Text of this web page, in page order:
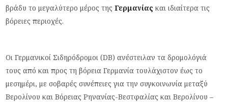
βράδυ το μεγαλύτερο μέρος τηςΓερμανίας και ιδιαίτερα τις
βόρειες περιοχές.
Οι Γερμανικοί Σιδηρόδρομοι (DB) ανέστειλαν τα δρομολόγιά
τους από και προς τη βόρεια Γερμανία τουλάχιστον έως το
μεσημέρι, με σοβαρές συνέπειες για την συγκοινωνία μεταξύ
Βερολίνου και Βόρειας Ρηνανίας-Βεστφαλίας και Βερολίνου –